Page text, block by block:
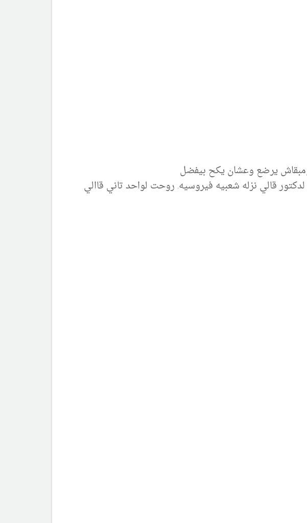
يرضع وعشان يكح بيفضل
قالي نزله شعبيه فيروسيه. روحت لواحد تاني قاالي